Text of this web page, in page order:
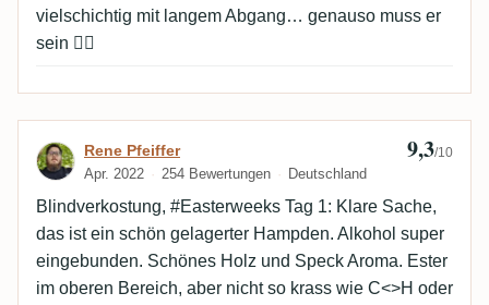
vielschichtig mit langem Abgang… genauso muss er
sein 👍🏻
Bewertung von Rene Pfeiffer
Rene Pfeiffer
Apr. 2022 254 Bewertungen Deutschland
9,3/10
Blindverkostung, #Easterweeks Tag 1: Klare Sache,
das ist ein schön gelagerter Hampden. Alkohol super
eingebunden. Schönes Holz und Speck Aroma. Ester
im oberen Bereich, aber nicht so krass wie C<>H oder